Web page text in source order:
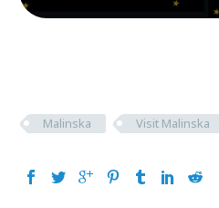
Malinska Visit Malinska